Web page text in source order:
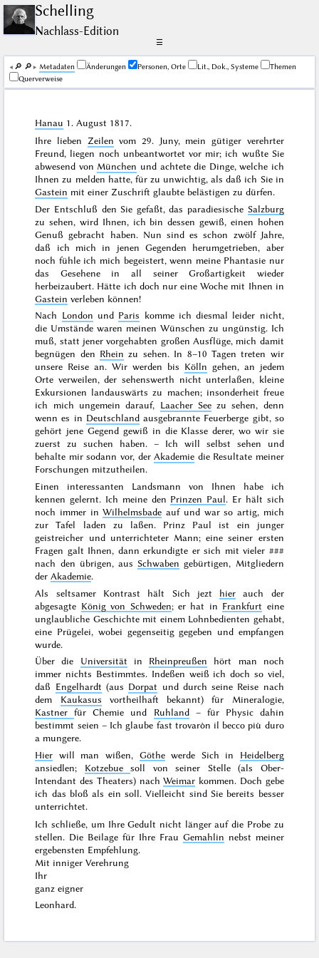
Schelling
Nachlass-Edition
☰
🔎︎ 🔎︎ Me­ta­da­ten Änderungen Personen, Orte Lit., Dok., Systeme
Themen
Querverweise
Hanau 1. August 1817.
Ihre lieben Zeilen vom29. Juny, mein gütiger verehrter
Freund, liegen noch unbeantwortet vor mir; ich wußte Sie
abwesend von München und achtete die Dinge, welche ich
Ihnen zu melden hatte, für zu unwichtig, als daß ich Sie in
Gastein mit einer Zuschrift glaubte belästigen zu dürfen.
Der Entschluß den Sie gefaßt, das paradiesische Salzburg
zu sehen, wird Ihnen, ich bin dessen gewiß, einen hohen
Genuß gebracht haben. Nun sind es schon zwölf Jahre,
daß ich mich in jenen Gegenden herumgetrieben, aber
noch fühle ich mich begeistert, wenn meine Phantasie nur
das Gesehene in all seiner Großartigkeit wieder
herbeizaubert. Hätte ich doch nur eine Woche mit Ihnen in
Gastein verleben können!
Nach London und Paris komme ich diesmal leider nicht,
die Umstände waren meinen Wünschen zu ungünstig. Ich
muß, statt jener vorgehabten großen Ausflüge, mich damit
begnügen den Rhein zu sehen. In 8–10 Tagen treten wir
unsere Reise an. Wir werden bis Kölln gehen, an jedem
Orte verweilen, der sehenswerth nicht unterlaßen, kleine
Exkursionen landauswärts zu machen; insonderheit freue
ich mich ungemein darauf, Laacher Seezu sehen, denn
wenn es in Deutschlandausgebrannte Feuerberge gibt, so
gehört jene Gegend gewiß in die Klasse derer, wo wir sie
zuerst zu suchen haben. – Ich will selbst sehen und
behalte mir sodann vor, derAkademie die Resultate meiner
Forschungen mitzutheilen.
Einen interessanten Landsmann von Ihnen habe ich
kennen gelernt. Ich meine den Prinzen Paul. Er hält sich
noch immer inWilhelmsbade auf und war so artig, mich
zurTafel laden zu laßen. Prinz Paul ist ein junger
geistreicher und unterrichteter Mann; eine seiner ersten
Fragen galt Ihnen, dann erkundigte er sich mit vieler ###
nach den übrigen, aus Schwaben gebürtigen, Mitgliedern
derAkademie.
Als seltsamer Kontrast hält Sich jezt hier auch der
abgesagte König von Schweden; er hat in Frankfurt eine
unglaubliche Geschichte mit einem Lohnbedienten gehabt,
eine Prügelei, wobei gegenseitig gegeben und empfangen
wurde.
Über die Universität in Rheinpreußen hört man noch
immer nichts Bestimmtes. Indeßen weiß ich doch so viel,
daß Engelhardt (aus Dorpat und durch seine Reise nach
dem Kaukasus vortheilhaft bekannt) für Mineralogie,
Kastnerfür Chemie und Ruhland– für Physic dahin
bestimmt seien – Ich glaube fast trovaròn il becco più duro
a mungere.
Hier will man wißen, Göthewerde Sich in Heidelberg
ansiedlen; Kotzebuesoll von seiner Stelle (als Ober-
Intendant des Theaters) nachWeimar kommen. Doch gebe
ich das bloß als ein soll. Vielleicht sind Sie bereits besser
unterrichtet.
Ich schließe, um Ihre Gedult nicht länger auf die Probe zu
stellen. Die Beilage für Ihre Frau Gemahlin nebst meiner
ergebensten Empfehlung.
Mit inniger Verehrung
Ihr
ganz eigner
Leonhard.